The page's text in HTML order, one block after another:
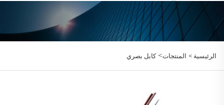
الرئيسية > المنتجات>كابل بصري